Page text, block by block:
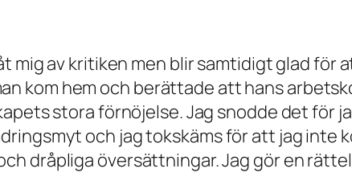
mig av kritiken men blir samtidigt glad för
kom hem och berättade att hans
stora förnöjelse. Jag snodde det för
och jag tokskäms för att jag
dråpliga översättningar. Jag gör en